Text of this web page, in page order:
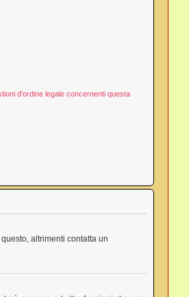
d’ordine legale concernenti questa
altrimenti contatta un